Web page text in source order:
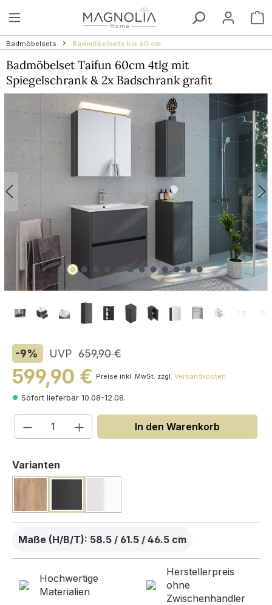
Zum Hauptinhalt springen
Badmöbelsets Badmöbelsets bis 60 cm
Badmöbelset Taifun 60cm 4tlg mit
Spiegelschrank & 2x Badschrank grafit
Bildergalerie überspringen
-9% UVP 659,90 €
599,90 € Preise inkl. MwSt. zzgl. Versandkosten
Sofort lieferbar 10.08-12.08.
Produkt Anzahl: Gib den
In den Warenkorb
Varianten
Maße (H/B/T): 58.5 / 61.5 / 46.5 cm
Hochwertige
Materialien
Herstellerpreis
ohne
Zwischenhändler